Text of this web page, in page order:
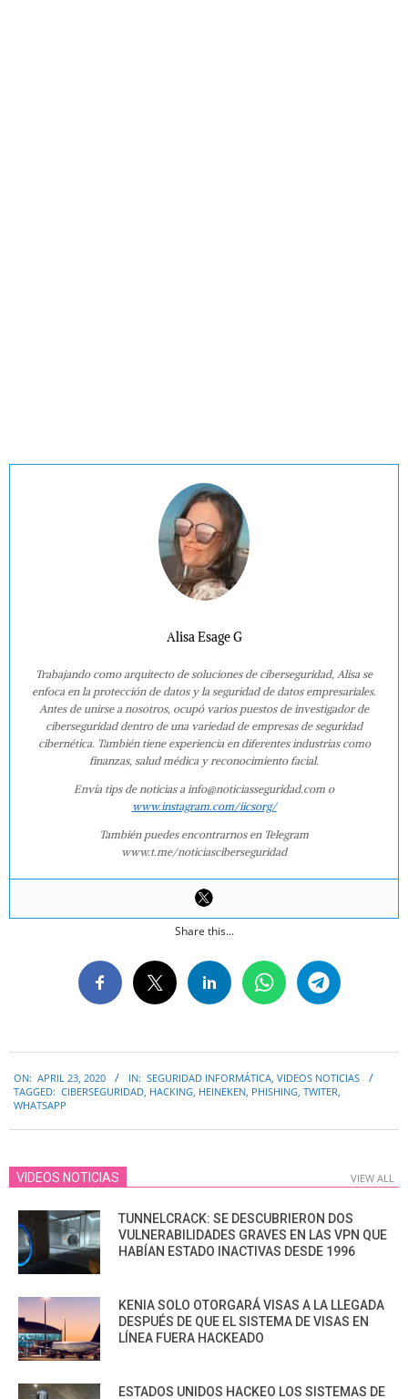
Alisa Esage G
Trabajando como arquitecto de soluciones de ciberseguridad, Alisa se
enfoca en la protección de datos y la seguridad de datos empresariales.
Antes de unirse a nosotros, ocupó varios puestos de investigador de
ciberseguridad dentro de una variedad de empresas de seguridad
cibernética. También tiene experiencia en diferentes industrias como
finanzas, salud médica y reconocimiento facial.
Envía tips de noticias a info@noticiasseguridad.com o
www.instagram.com/iicsorg/
También puedes encontrarnos en Telegram
www.t.me/noticiasciberseguridad
Share this...
04-
23
ON: APRIL 23, 2020 IN: SEGURIDAD INFORMÁTICA VIDEOS NOTICIAS
TAGGED: CIBERSEGURIDAD HACKING HEINEKEN PHISHING TWITER
WHATSAPP
VIDEOS NOTICIAS VIEW ALL
TUNNELCRACK: SE DESCUBRIERON DOS
VULNERABILIDADES GRAVES EN LAS VPN QUE
HABÍAN ESTADO INACTIVAS DESDE 1996
KENIA SOLO OTORGARÁ VISAS A LA LLEGADA
DESPUÉS DE QUE EL SISTEMA DE VISAS EN
LÍNEA FUERA HACKEADO
ESTADOS UNIDOS HACKEO LOS SISTEMAS DE